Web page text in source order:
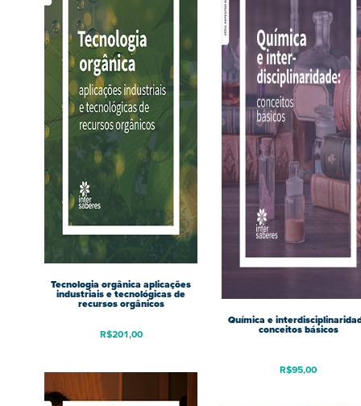
Tecnologia orgânica aplicações
industriais e tecnológicas de
recursos orgânicos
R$201,00
Química e
conceitos básicos
R$95,00